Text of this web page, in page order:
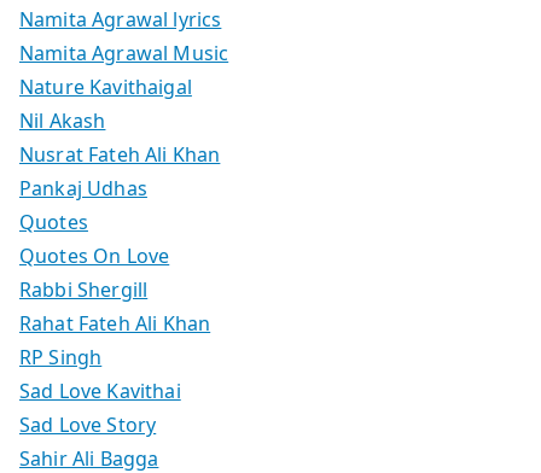
Namita Agrawal lyrics
Namita Agrawal Music
Nature Kavithaigal
Nil Akash
Nusrat Fateh Ali Khan
Pankaj Udhas
Quotes
Quotes On Love
Rabbi Shergill
Rahat Fateh Ali Khan
RP Singh
Sad Love Kavithai
Sad Love Story
Sahir Ali Bagga